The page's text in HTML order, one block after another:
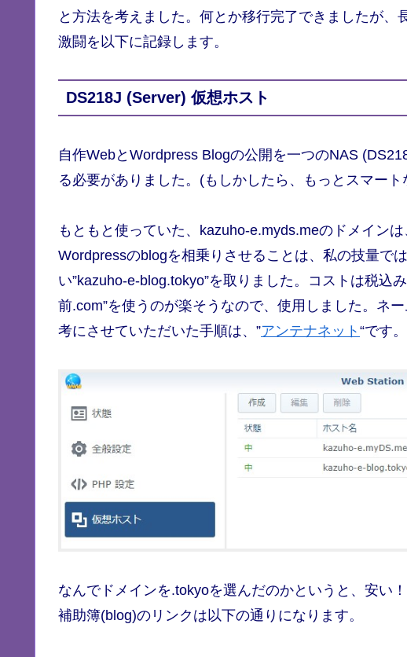
と方法を考えました。何とか移行完了できましたが
激闘を以下に記録します。
DS218J (Server) 仮想ホスト
自作WebとWordpress Blogの公開を一つのNAS
る必要がありました。(もしかしたら、もっとスマー
もともと使っていた、kazuho-e.myds.meのドメイン
Wordpressのblogを相乗りさせることは、私の技量で
い”kazuho-e-blog.tokyo”を取りました。コストは税込
前.com”を使うのが楽そうなので、使用しました。ネ
考にさせていただいた手順は、”アンテナネット “です
なんでドメインを.tokyoを選んだのかというと、安い
補助簿(blog)のリンクは以下の通りになります。